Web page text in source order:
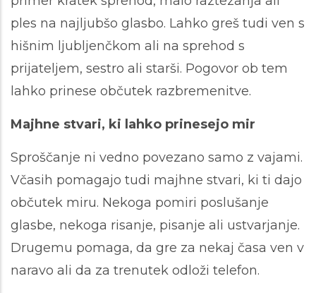
ples na najljubšo glasbo. Lahko greš tudi ven s
hišnim ljubljenčkom ali na sprehod s
prijateljem, sestro ali starši. Pogovor ob tem
lahko prinese občutek razbremenitve.
Majhne stvari, ki lahko prinesejo mir
Sproščanje ni vedno povezano samo z vajami.
Včasih pomagajo tudi majhne stvari, ki ti dajo
občutek miru. Nekoga pomiri poslušanje
glasbe, nekoga risanje, pisanje ali ustvarjanje.
Drugemu pomaga, da gre za nekaj časa ven v
naravo ali da za trenutek odloži telefon.